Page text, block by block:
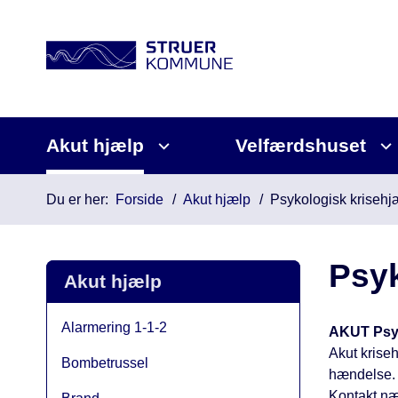
Akut hjælp Velfærdshuset
Du er her: Forside Akut hjælp Psykologisk
Akut hjælp
Alarmering 1-1-2
Bombetrussel
AKUT
Akut
hændelse.